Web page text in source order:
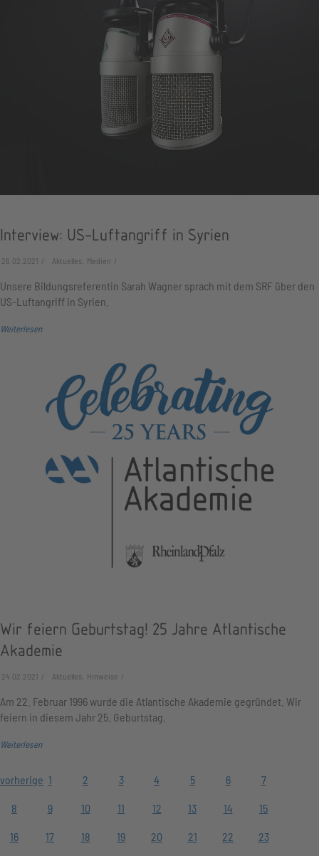
Interview: US-Luftangriff in Syrien
26.02.2021 Aktuelles, Medien
Unsere Bildungsreferentin Sarah Wagner sprach mit dem SRF über den
US-Luftangriff in Syrien.
Weiterlesen
Wir feiern Geburtstag! 25 Jahre Atlantische
Akademie
24.02.2021 Aktuelles, Hinweise
Am 22. Februar 1996 wurde die Atlantische Akademie gegründet. Wir
feiern in diesem Jahr 25. Geburtstag.
Weiterlesen
vorherige 1 2 3 4 5 6 7
8 9 10 11 12 13 14 15
16 17 18 19 20 21 22 23